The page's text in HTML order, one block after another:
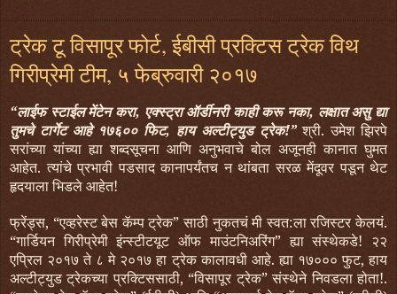
ट्रेक टू विसापूर फोर्ट, ईबीसी प्रक्टिस ट्रेक विथ
गिरीप्रेमी टीम, ५ फेब्रुवारी २०१७
“लाईफ स्टाईल मेंटेन करा, एक्स्ट्रा ऑर्डीनरी काही करू नका, लक्षात असु द्या
तुमचे टार्गेट आहे १७६०० फिट, हाय अल्टीट्युड ट्रेक!”श्री. उमेश झिरपे
सरांच्या यांच्या ह्या शब्दसूचना आणि अनुभवाचे बोल अजूनही कानात घुमत
आहेत. त्यांचे प्रभावी पडसाद कानापर्यंतच न थांबता सरळ मेंदूवर पडून थेट
हृदयाला भिडले आहेत!
फ्रेंड्स, “एव्हरेस्ट बेस कॅम्प ट्रेक” साठी नुकतचं मी स्वत:ला रजिस्टर केलयं.
“गार्डियन गिरीप्रेमी इंन्स्टीटयूट ऑफ माउंटनिअरिंग” ह्या संस्थेकडे! २२
एप्रिल २०१७ ते ८ मे २०१७ हा ट्रेक कालावधी आहे. ह्या १७००० फुट, हाय
अल्टीट्युड ट्रेकच्या प्रक्टिससाठी, “विसापूर ट्रेक” संस्थेने निवडला होता!.